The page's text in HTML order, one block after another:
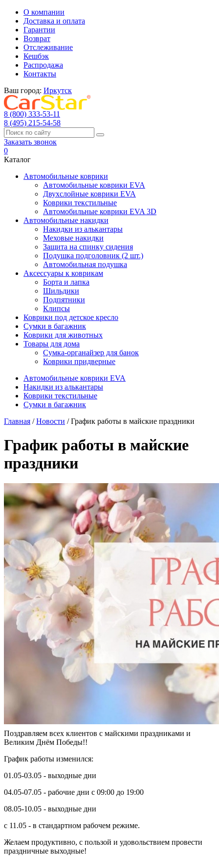
О компании
Доставка и оплата
Гарантии
Возврат
Отслеживание
Кешбэк
Распродажа
Контакты
Ваш город: Иркутск
8 (800) 333-53-11
8 (495) 215-54-58
Заказать звонок
0
Каталог
Автомобильные коврики
Автомобильные коврики EVA
Двухслойные коврики EVA
Коврики текстильные
Автомобильные коврики EVA 3D
Автомобильные накидки
Накидки из алькантары
Меховые накидки
Защита на спинку сидения
Подушка подголовник (2 шт.)
Автомобильная подушка
Аксессуары к коврикам
Борта и лапка
Шильдики
Подпятники
Клипсы
Коврики под детское кресло
Сумки в багажник
Коврики для животных
Товары для дома
Сумка-органайзер для банок
Коврики придверные
Автомобильные коврики EVA
Накидки из алькантары
Коврики текстильные
Сумки в багажник
Главная /Новости / График работы в майские праздники
График работы в майские
праздники
Поздравляем всех клиентов с майскими праздниками и
Великим Днём Победы!!
График работы изменился:
01.05-03.05 - выходные дни
04.05-07.05 - рабочие дни с 09:00 до 19:00
08.05-10.05 - выходные дни
с 11.05 - в стандартном рабочем режиме.
Желаем продуктивно, с пользой и удовольствием провести
праздничные выходные!